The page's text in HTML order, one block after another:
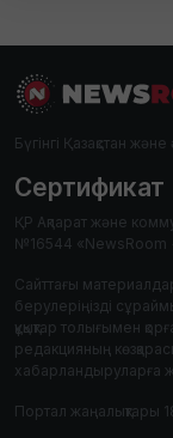
Бүгінгі Қазақстан
Сертификат
ҚР Ақпарат және
№16544 «NewsRoom
Сайттағы
берулеріңізді
құқықтар толығымен
редакцияның
хабарландыруларға
Портал жаңалықтары